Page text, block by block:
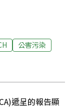
公害污染
遞呈的報告顯